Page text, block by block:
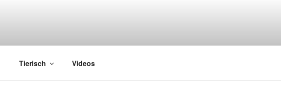
Tierisch Videos